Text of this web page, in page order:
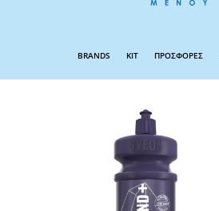
BRANDS KIT ΠΡΟΣΦΟΡΕΣ